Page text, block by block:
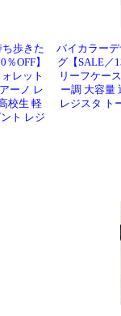
歩きた
OFF】
レット
ーノ レ
校生 軽
ト レジ
バイカラー
グ【SALE／
リーフケー
ー調 大容量
レジスタ ト